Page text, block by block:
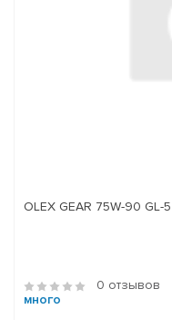
OLEX GEAR 75W-90
0 отзывов
много